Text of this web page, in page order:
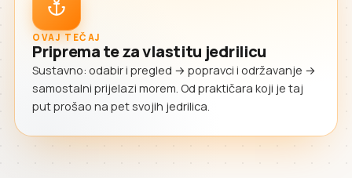
OVAJ TEČAJ
Priprema te za vlastitu jedrilicu
Sustavno: odabir i pregled → popravci i održavanje →
samostalni prijelazi morem. Od praktičara koji je taj
put prošao na pet svojih jedrilica.